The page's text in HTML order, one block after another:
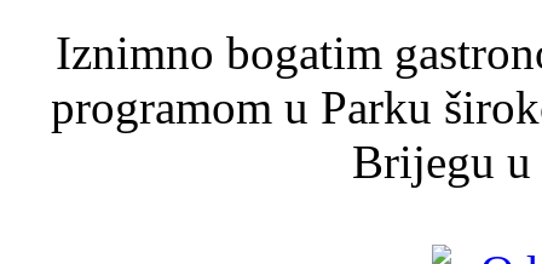
Iznimno bogatim
programom u Parku
Brijegu u